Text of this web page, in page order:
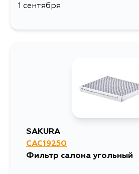
1 сентября
SAKURA
CAC19250
Фильтр салона угольный